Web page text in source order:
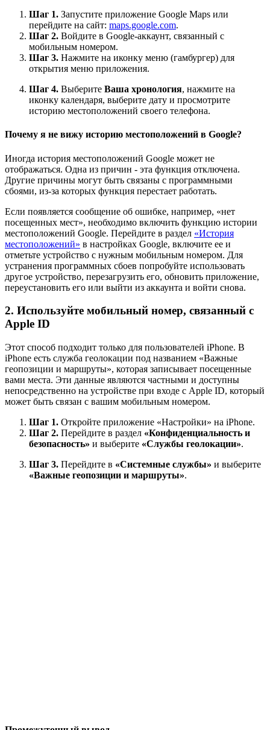
Шаг 1. Запустите приложение Google Maps или
перейдите на сайт: maps.google.com.
Шаг 2. Войдите в Google-аккаунт, связанный с
мобильным номером.
Шаг 3. Нажмите на иконку меню (гамбургер) для
открытия меню приложения.
Шаг 4. Выберите Ваша хронология, нажмите на
иконку календаря, выберите дату и просмотрите
историю местоположений своего телефона.
Почему я не вижу историю местоположений в Google?
Иногда история местоположений Google может не
отображаться. Одна из причин - эта функция отключена.
Другие причины могут быть связаны с программными
сбоями, из-за которых функция перестает работать.
Если появляется сообщение об ошибке, например, «нет
посещенных мест», необходимо включить функцию истории
местоположений Google. Перейдите в раздел «История
местоположений» в настройках Google, включите ее и
отметьте устройство с нужным мобильным номером. Для
устранения программных сбоев попробуйте использовать
другое устройство, перезагрузить его, обновить приложение,
переустановить его или выйти из аккаунта и войти снова.
2. Используйте мобильный номер, связанный с
Apple ID
Этот способ подходит только для пользователей iPhone. В
iPhone есть служба геолокации под названием «Важные
геопозиции и маршруты», которая записывает посещенные
вами места. Эти данные являются частными и доступны
непосредственно на устройстве при входе с Apple ID, который
может быть связан с вашим мобильным номером.
Шаг 1. Откройте приложение «Настройки» на iPhone.
Шаг 2. Перейдите в раздел «Конфиденциальность и
безопасность» и выберите «Службы геолокации».
Шаг 3. Перейдите в «Системные службы» и выберите
«Важные геопозиции и маршруты».